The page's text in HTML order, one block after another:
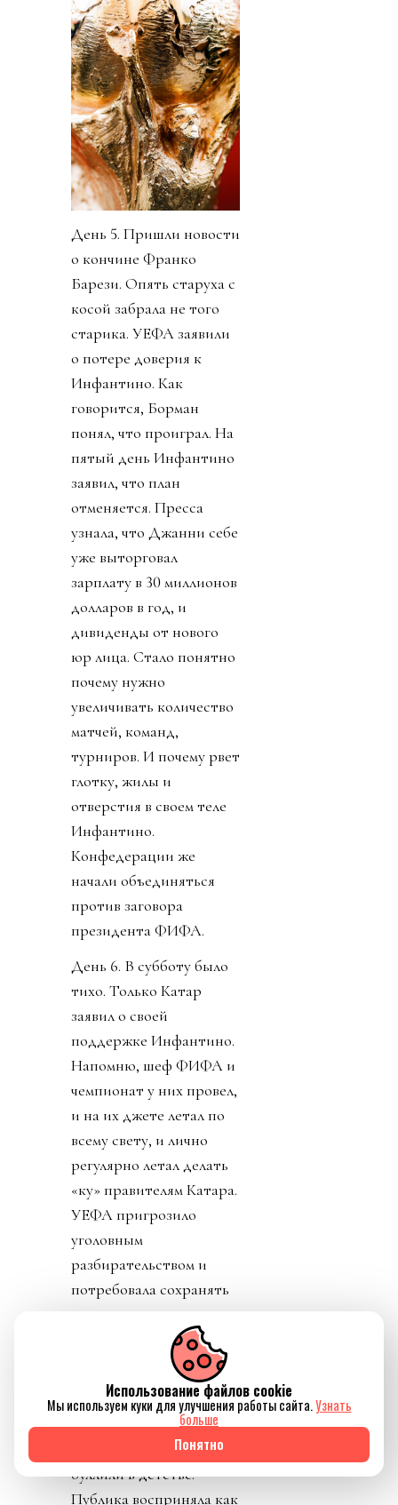
День 5. Пришли новости
о кончине Франко
Барези. Опять старуха с
косой забрала не того
старика. УЕФА заявили
о потере доверия к
Инфантино. Как
говорится, Борман
понял, что проиграл. На
пятый день Инфантино
заявил, что план
отменяется. Пресса
узнала, что Джанни себе
уже выторговал
зарплату в 30 миллионов
долларов в год, и
дивиденды от нового
юр лица. Стало понятно
почему нужно
увеличивать количество
матчей, команд,
турниров. И почему рвет
глотку, жилы и
отверстия в своем теле
Инфантино.
Конфедерации же
начали объединяться
против заговора
президента ФИФА.
День 6. В субботу было
тихо. Только Катар
заявил о своей
поддержке Инфантино.
Напомню, шеф ФИФА и
чемпионат у них провел,
и на их джете летал по
всему свету, и лично
регулярно летал делать
«ку» правителям Катара.
УЕФА пригрозило
уголовным
разбирательством и
потребовала сохранять
и информацию о
День 7. В прессу
вбросили рассказы о
том, как Инфантино
буллили в детстве.
Публика восприняла как
Использование файлов cookie
Мы используем куки для улучшения работы сайта.Узнать
больше
Понятно